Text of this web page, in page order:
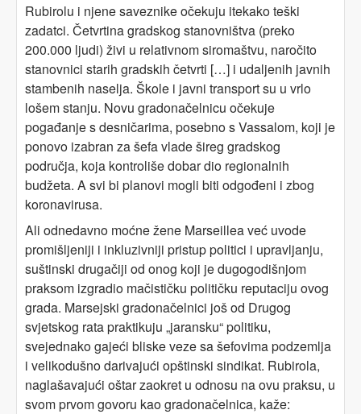
Rubirolu i njene saveznike očekuju itekako teški
zadatci. Četvrtina gradskog stanovništva (preko
200.000 ljudi) živi u relativnom siromaštvu, naročito
stanovnici starih gradskih četvrti […] i udaljenih javnih
stambenih naselja. Škole i javni transport su u vrlo
lošem stanju. Novu gradonačelnicu očekuje
pogađanje s desničarima, posebno s Vassalom, koji je
ponovo izabran za šefa vlade šireg gradskog
područja, koja kontroliše dobar dio regionalnih
budžeta. A svi bi planovi mogli biti odgođeni i zbog
koronavirusa.
Ali odnedavno moćne žene Marseillea već uvode
promišljeniji i inkluzivniji pristup politici i upravljanju,
suštinski drugačiji od onog koji je dugogodišnjom
praksom izgradio mačističku političku reputaciju ovog
grada. Marsejski gradonačelnici još od Drugog
svjetskog rata praktikuju „jaransku“ politiku,
svejednako gajeći bliske veze sa šefovima podzemlja
i velikodušno darivajući opštinski sindikat. Rubirola,
naglašavajući oštar zaokret u odnosu na ovu praksu, u
svom prvom govoru kao gradonačelnica, kaže: